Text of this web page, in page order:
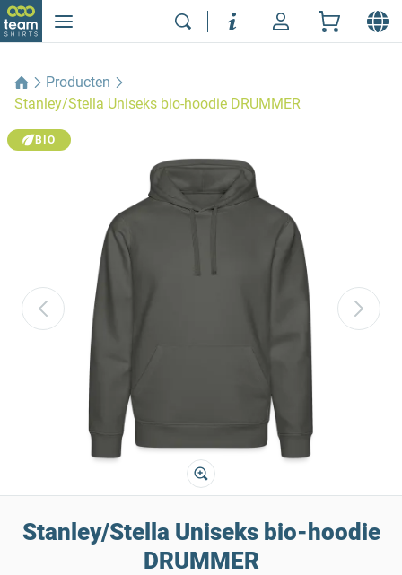
Producten
Stanley/Stella Uniseks bio-hoodie DRUMMER
BIO
Stanley/Stella Uniseks bio-hoodie
DRUMMER